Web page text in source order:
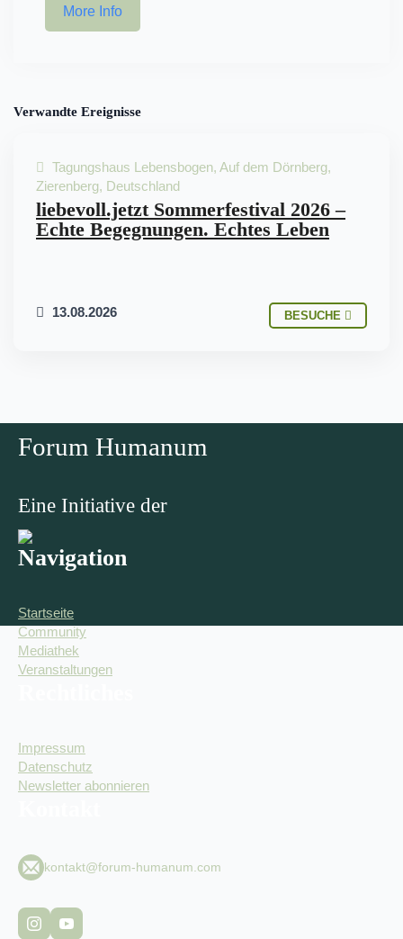
More Info
Verwandte Ereignisse
INTITIATIVE
Tagungshaus Lebensbogen, Auf dem Dörnberg,
Zierenberg, Deutschland
liebevoll.jetzt Sommerfestival 2026 –
Echte Begegnungen. Echtes Leben
13.08.2026 BESUCHE
Forum Humanum
Eine Initiative der
Navigation
Startseite
Community
Mediathek
Veranstaltungen
Impressum
Datenschutz
Newsletter abonnieren
kontakt@forum-humanum.com